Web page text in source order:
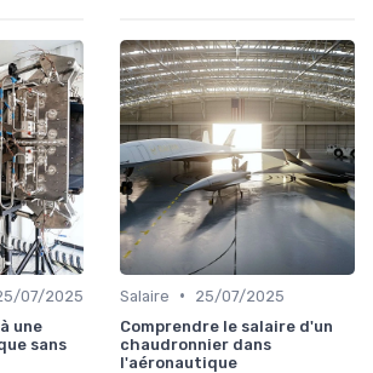
07/2025
une
sans
Salaire •
25/07/2025
Comprendre le salaire d'un
chaudronnier dans
l'aéronautique